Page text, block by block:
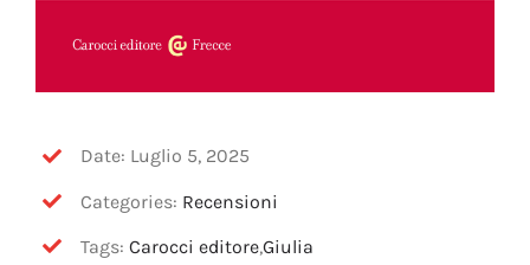
Date: Luglio 5, 2025
Categories: Recensioni
Tags:Carocci editore,Giulia